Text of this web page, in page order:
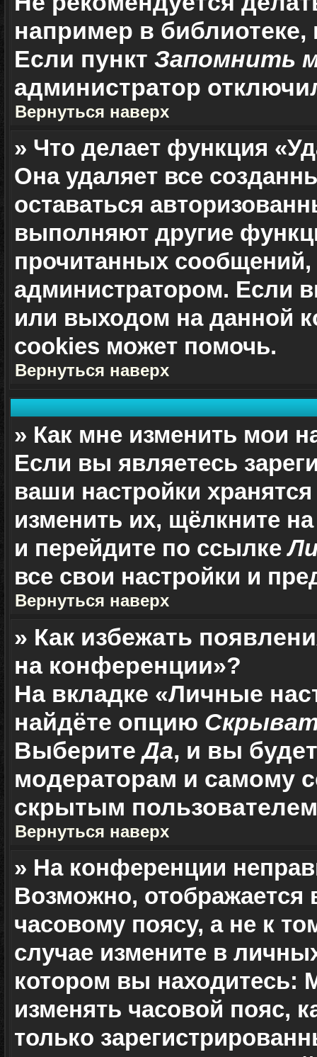
например в библиотеке,
Если пункт Запомнить
администратор
Вернуться наверх
» Что делает функция
Она удаляет все
оставаться
выполняют другие
прочитанных
администратором. Если
или выходом на данной
cookies может помочь.
Вернуться наверх
» Как мне изменить мои
Если вы являетесь
ваши настройки
изменить их, щёлкните
и перейдите по ссылке
все свои настройки и
Вернуться наверх
» Как избежать
на конференции»?
На вкладке «Личные
найдёте опцию
ВыберитеДа, и вы
модераторам и самому
скрытым
Вернуться наверх
» На конференции
Возможно, отображается
часовому поясу, а не к
случае измените в
котором вы находитесь:
изменять часовой пояс,
только